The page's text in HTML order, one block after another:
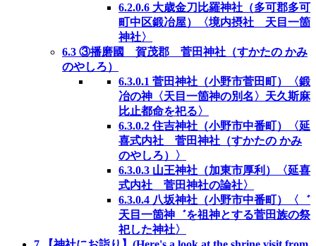
6.2.0.6 大歳金刀比羅神社（多可郡多可
町中区鍛冶屋）〈境内摂社 天目一箇
神社〉
6.3 ③播磨國 賀茂郡 菅田神社（すかたの かみ
のやしろ）
6.3.0.1 菅田神社（小野市菅田町）〈鍛
冶の神〈天目一箇神の別名〉天久斯麻
比止都命を祀る〉
6.3.0.2 住吉神社（小野市中番町）〈延
喜式内社 菅田神社（すかたの かみ
のやしろ）〉
6.3.0.3 山王神社（加東市厚利）〈延喜
式内社 菅田神社の論社〉
6.3.0.4 八坂神社（小野市中番町）〈゛
天目一箇神゛を祖神とする菅田族の祭
祀した神社〉